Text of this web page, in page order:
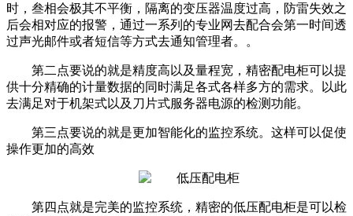
时，叁相会极其不平衡，隔离的变压器温度过高，防雷失效之
后会相对应的报警，通过一系列的专业网去配合会第一时间透
过声光邮件或者短信等方式去通知管理者。。
第二点要说的就是精度高以及量程宽，精密配电柜可以提
供十分精确的计量数据的同时满足各式各样多方的需求。以此
去满足对于机架式以及刀片式服务器电源的检测功能。
第三点要说的就是更加智能化的监控系统。这样可以促使
操作更加的高效
第四点就是完美的监控系统，精密的低压配电柜是可以检